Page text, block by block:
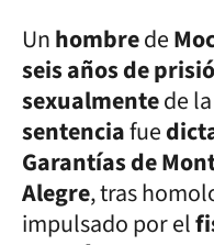
Unhombrede
seis años de
sexualmentede la
sentenciafue
Garantías de
Alegre, tras
impulsado por el